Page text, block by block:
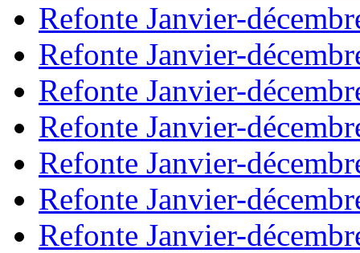
Refonte Janvier-
Refonte Janvier-
Refonte Janvier-
Refonte Janvier-
Refonte Janvier-
Refonte Janvier-
Refonte Janvier-